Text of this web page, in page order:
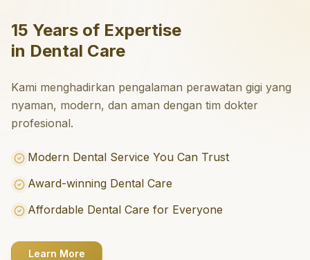
15 Years of Expertise
in Dental Care
Kami menghadirkan pengalaman perawatan gigi yang
nyaman, modern, dan aman dengan tim dokter
profesional.
Modern Dental Service You Can Trust
Award-winning Dental Care
Affordable Dental Care for Everyone
Learn More